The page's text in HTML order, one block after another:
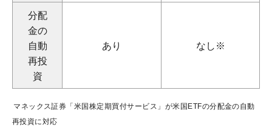
分配
金の
自動
再投
資
あり なし※
マネックス証券「米国株定期買付サービス」が米国ETFの分配金の自動
再投資に対応